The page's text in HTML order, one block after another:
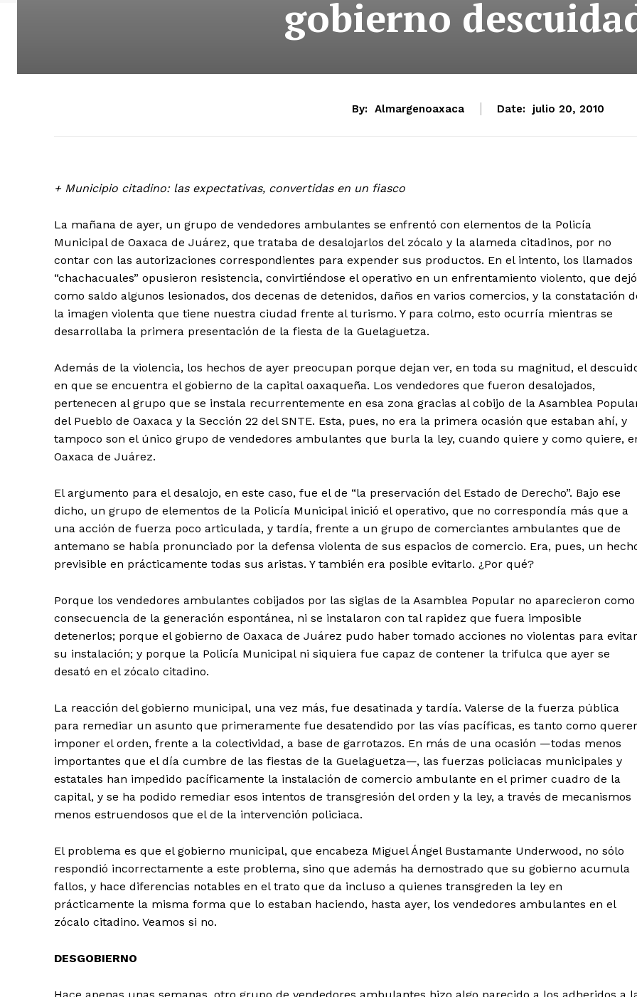
+ Todas las formas de lucha, potencialmente enlazadas
gobierno
By: Almargenoaxaca Date: julio 20, 2010
+ Municipio citadino: las expectativas, convertidas en un fiasco
La mañana de ayer, un grupo de vendedores ambulantes se enfrentó con elementos de la Policía
Municipal de Oaxaca de Juárez, que trataba de desalojarlos del zócalo y la alameda citadinos, por no
contar con las autorizaciones correspondientes para expender sus productos. En el intento, los llamados
“chachacuales” opusieron resistencia, convirtiéndose el operativo en un enfrentamiento violento, que dejó
como saldo algunos lesionados, dos decenas de detenidos, daños en varios comercios, y la constatación
la imagen violenta que tiene nuestra ciudad frente al turismo. Y para colmo, esto ocurría mientras se
desarrollaba la primera presentación de la fiesta de la Guelaguetza.
Además de la violencia, los hechos de ayer preocupan porque dejan ver, en toda su magnitud, el
en que se encuentra el gobierno de la capital oaxaqueña. Los vendedores que fueron desalojados,
pertenecen al grupo que se instala recurrentemente en esa zona gracias al cobijo de la Asamblea
del Pueblo de Oaxaca y la Sección 22 del SNTE. Esta, pues, no era la primera ocasión que estaban ahí, y
tampoco son el único grupo de vendedores ambulantes que burla la ley, cuando quiere y como quiere,
Oaxaca de Juárez.
El argumento para el desalojo, en este caso, fue el de “la preservación del Estado de Derecho”. Bajo ese
dicho, un grupo de elementos de la Policía Municipal inició el operativo, que no correspondía más que a
una acción de fuerza poco articulada, y tardía, frente a un grupo de comerciantes ambulantes que de
antemano se había pronunciado por la defensa violenta de sus espacios de comercio. Era, pues, un
previsible en prácticamente todas sus aristas. Y también era posible evitarlo. ¿Por qué?
Porque los vendedores ambulantes cobijados por las siglas de la Asamblea Popular no aparecieron como
consecuencia de la generación espontánea, ni se instalaron con tal rapidez que fuera imposible
detenerlos; porque el gobierno de Oaxaca de Juárez pudo haber tomado acciones no violentas para evitar
su instalación; y porque la Policía Municipal ni siquiera fue capaz de contener la trifulca que ayer se
desató en el zócalo citadino.
La reacción del gobierno municipal, una vez más, fue desatinada y tardía. Valerse de la fuerza pública
para remediar un asunto que primeramente fue desatendido por las vías pacíficas, es tanto como querer
imponer el orden, frente a la colectividad, a base de garrotazos. En más de una ocasión —todas menos
importantes que el día cumbre de las fiestas de la Guelaguetza—, las fuerzas policiacas municipales y
estatales han impedido pacíficamente la instalación de comercio ambulante en el primer cuadro de la
capital, y se ha podido remediar esos intentos de transgresión del orden y la ley, a través de mecanismos
menos estruendosos que el de la intervención policiaca.
El problema es que el gobierno municipal, que encabeza Miguel Ángel Bustamante Underwood, no sólo
respondió incorrectamente a este problema, sino que además ha demostrado que su gobierno acumula
fallos, y hace diferencias notables en el trato que da incluso a quienes transgreden la ley en
prácticamente la misma forma que lo estaban haciendo, hasta ayer, los vendedores ambulantes en el
zócalo citadino. Veamos si no.
DESGOBIERNO